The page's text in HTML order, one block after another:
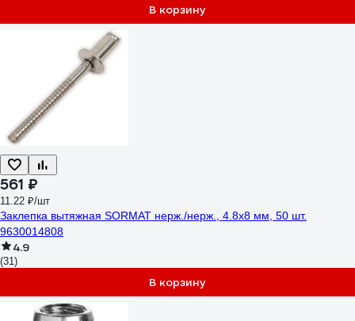
В корзину
561 ₽
11.22 ₽/шт
Заклепка вытяжная SORMAT нерж./нерж., 4.8x8 мм, 50 шт.
9630014808
4.9
(31)
В корзину